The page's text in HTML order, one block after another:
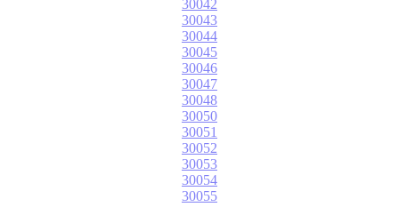
30042
30043
30044
30045
30046
30047
30048
30050
30051
30052
30053
30054
30055